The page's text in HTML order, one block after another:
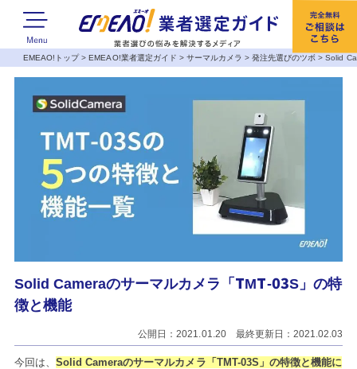
EMEAO!トップ>EMEAO!業者選定ガイド > サーマルカメラ >発注先選びのツボ >Solid
Solid Cameraのサーマルカメラ「TMT-03S」の特
徴と機能
公開日：2021.01.20 最終更新日：2021.02.03
今回は、Solid Cameraのサーマルカメラ「TMT-03S」の特徴と機能に